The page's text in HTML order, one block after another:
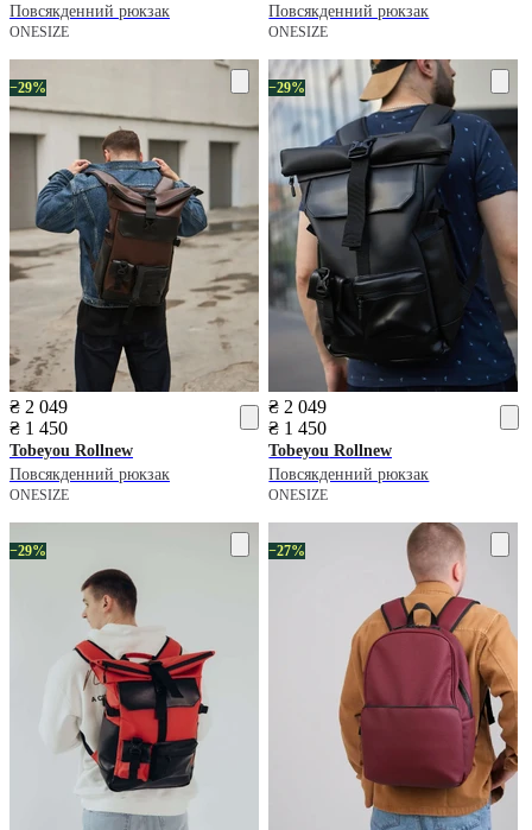
Повсякденний рюкзак
ONESIZE
Повсякденний рюкзак
ONESIZE
−29%
₴ 2 049
₴ 1 450
Tobeyou Rollnew
Повсякденний рюкзак
ONESIZE
−29%
₴ 2 049
₴ 1 450
Tobeyou Rollnew
Повсякденний рюкзак
ONESIZE
−29% −27%